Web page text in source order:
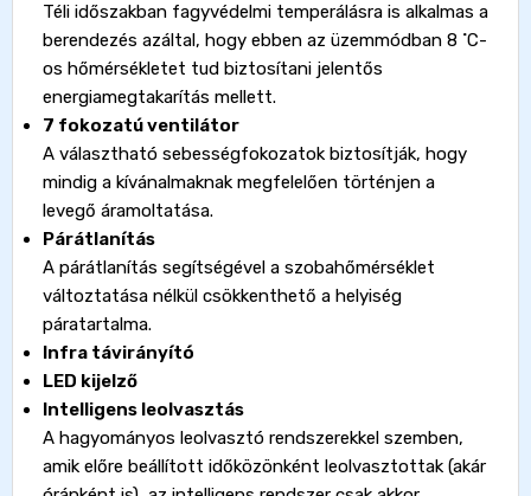
Téli időszakban fagyvédelmi temperálásra is alkalmas a
berendezés azáltal, hogy ebben az üzemmódban 8 ˚C-
os hőmérsékletet tud biztosítani jelentős
energiamegtakarítás mellett.
7 fokozatú ventilátor
A választható sebességfokozatok biztosítják, hogy
mindig a kívánalmaknak megfelelően történjen a
levegő áramoltatása.
Párátlanítás
A párátlanítás segítségével a szobahőmérséklet
változtatása nélkül csökkenthető a helyiség
páratartalma.
Infra távirányító
LED kijelző
Intelligens leolvasztás
A hagyományos leolvasztó rendszerekkel szemben,
amik előre beállított időközönként leolvasztottak (akár